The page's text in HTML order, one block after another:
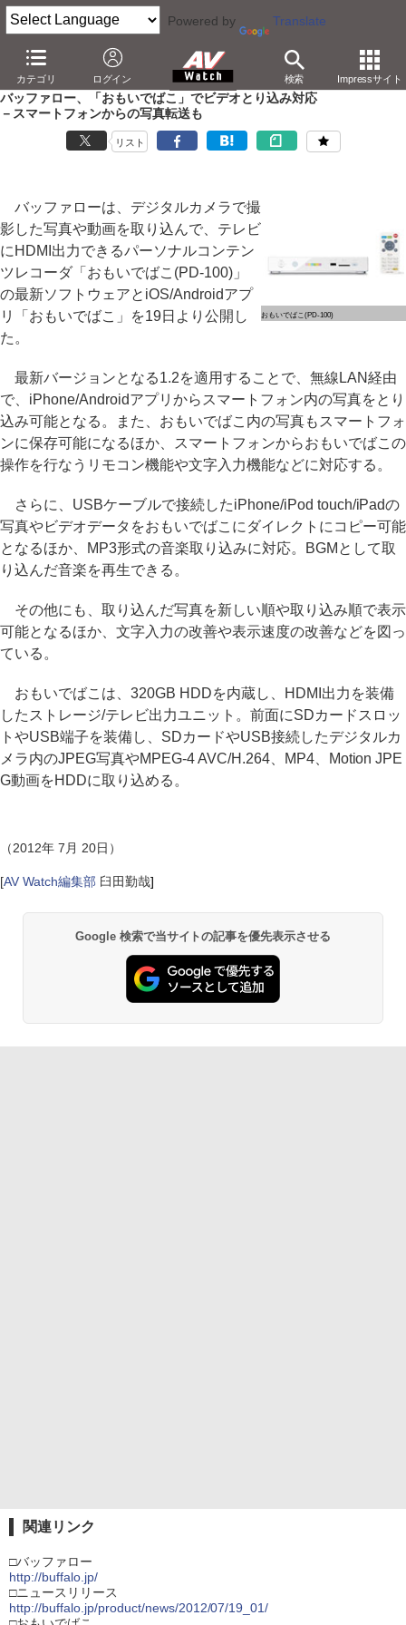
Powered by Translate
カテゴリ ログイン 検索 Impressサイト
AV Watch 製品
メディアプレーヤー
バッファロー、「おもいでばこ」でビデオとり込み対応
－スマートフォンからの写真転送も
リスト
おもいでばこ(PD-100)
バッファローは、デジタルカメラで撮
影した写真や動画を取り込んで、テレビ
にHDMI出力できるパーソナルコンテン
ツレコーダ「おもいでばこ(PD-100)」
の最新ソフトウェアとiOS/Androidアプ
リ「おもいでばこ」を19日より公開し
た。
最新バージョンとなる1.2を適用することで、無線LAN経由
で、iPhone/Androidアプリからスマートフォン内の写真をとり
込み可能となる。また、おもいでばこ内の写真もスマートフォ
ンに保存可能になるほか、スマートフォンからおもいでばこの
操作を行なうリモコン機能や文字入力機能などに対応する。
さらに、USBケーブルで接続したiPhone/iPod touch/iPadの
写真やビデオデータをおもいでばこにダイレクトにコピー可能
となるほか、MP3形式の音楽取り込みに対応。BGMとして取
り込んだ音楽を再生できる。
その他にも、取り込んだ写真を新しい順や取り込み順で表示
可能となるほか、文字入力の改善や表示速度の改善などを図っ
ている。
おもいでばこは、320GB HDDを内蔵し、HDMI出力を装備
したストレージ/テレビ出力ユニット。前面にSDカードスロッ
トやUSB端子を装備し、SDカードやUSB接続したデジタルカ
メラ内のJPEG写真やMPEG-4 AVC/H.264、MP4、Motion JPE
G動画をHDDに取り込める。
（2012年 7月 20日）
[AV Watch編集部 臼田勤哉]
Google 検索で当サイトの記事を優先表示させる
関連リンク
□バッファロー
http://buffalo.jp/
□ニュースリリース
http://buffalo.jp/product/news/2012/07/19_01/